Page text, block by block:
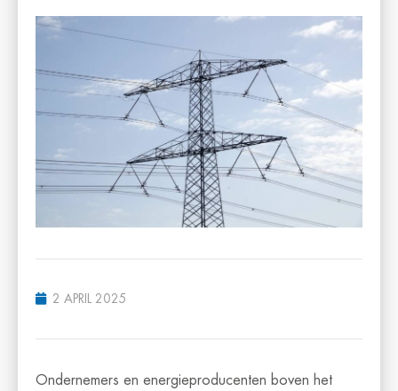
2 APRIL 2025
Ondernemers en energieproducenten boven het